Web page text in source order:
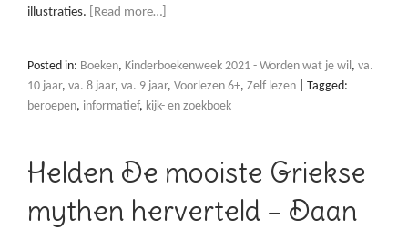
illustraties.
[Read more…]
Posted in: Boeken, Kinderboekenweek 2021 - Worden wat je wil, va.
10 jaar, va. 8 jaar, va. 9 jaar, Voorlezen 6+, Zelf lezen
Tagged:
beroepen, informatief, kijk- en zoekboek
Helden De mooiste Griekse
mythen herverteld – Daan